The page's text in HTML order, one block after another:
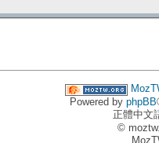
Powered by phpBB
正體中文
©